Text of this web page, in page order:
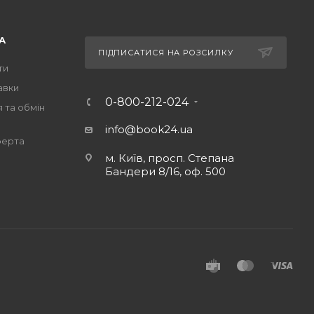
обмін
ПІДПИСАТИСЯ НА РОЗСИЛКУ
0-800-212-024
info@book24.ua
м. Київ, просп. Степана
Бандери 8/16, оф. 500